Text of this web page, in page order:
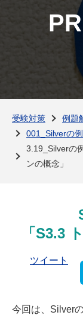
受験対策
例題
001_Silverの
3.19_Silverの
ンの概念」
「S3.3
ツイート
今回は、Silver